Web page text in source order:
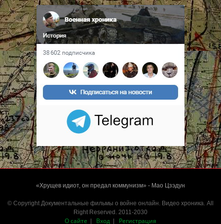
«Хрущев идиот, он предал коммунизм» - Мао Цзэдун
© Copyright Документальные фильмы о войне онлайн. Видео хроника. All
Right Reserved. 2011-2030
О сайте Вход Регистрация